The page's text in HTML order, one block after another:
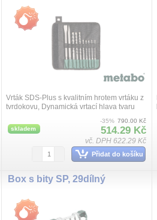
Vrták SDS-Plus s kvalitním hrotem vrtáku z
tvrdokovu, Dynamická vrtací hlava tvaru
geometrie S pro rychlý odvod drtě, Dobr...
skladem
-35% 790.00 Kč
514.29 Kč
vč. DPH 622.29 Kč
Přidat do košíku
Box s bity SP, 29dílný